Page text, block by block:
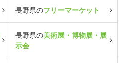
長野県のフリーマーケット
長野県の美術展・博物展・展
示会